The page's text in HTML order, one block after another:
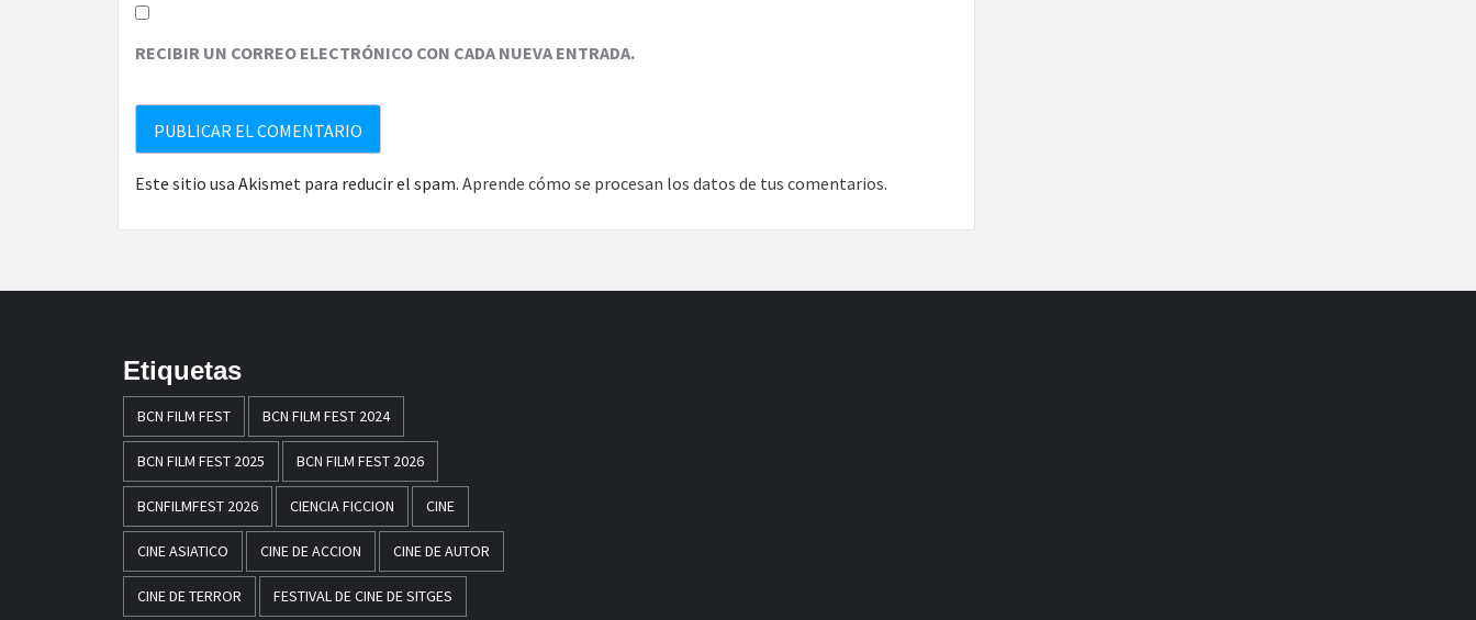
RECIBIR UN CORREO ELECTRÓNICO CON CADA NUEVA ENTRADA.
Este sitio usa Akismet para reducir el spam. Aprende cómo se procesan los datos de tus comentarios.
Etiquetas
BCN FILM FEST BCN FILM FEST 2024
BCN FILM FEST 2025 BCN FILM FEST 2026
BCNFILMFEST 2026 CIENCIA FICCION CINE
CINE ASIATICO CINE DE ACCION CINE DE AUTOR
CINE DE TERROR FESTIVAL DE CINE DE SITGES